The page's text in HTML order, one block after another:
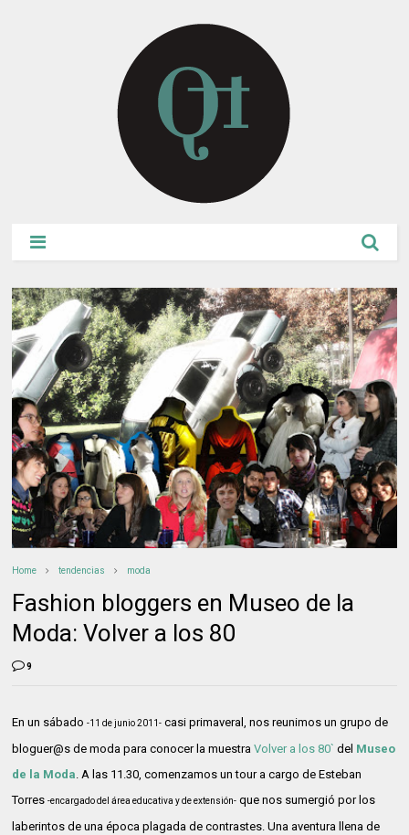
Home tendencias moda
Fashion bloggers en Museo de la
Moda: Volver a los 80
9
En un sábado-11 de junio 2011- casi primaveral, nos reunimos un grupo de
bloguer@s de moda para conocer la muestraVolver a los 80` del Museo
de la Moda. A las 11.30, comenzamos un tour a cargo de Esteban
Torres-encargado del área educativa y de extensión- que nos sumergió por los
laberintos de una época plagada de contrastes. Una aventura llena de